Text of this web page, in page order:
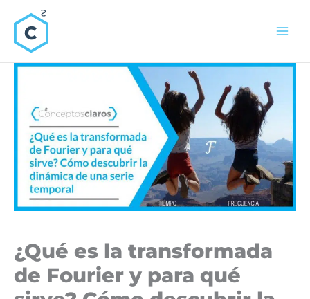
contenido
¿Qué es la transformada
de Fourier y para qué